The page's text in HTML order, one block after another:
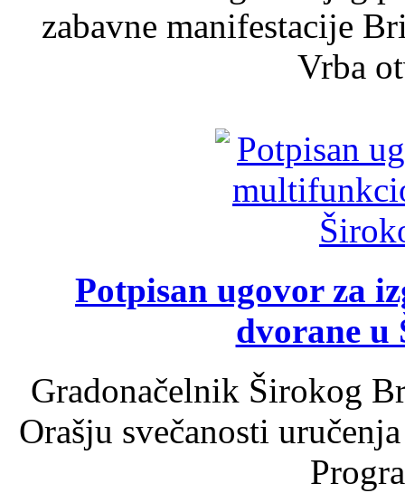
zabavne manifestacije
Vrba
Potpisan ugovor za
dvorane u
Gradonačelnik Širokog
Orašju svečanosti